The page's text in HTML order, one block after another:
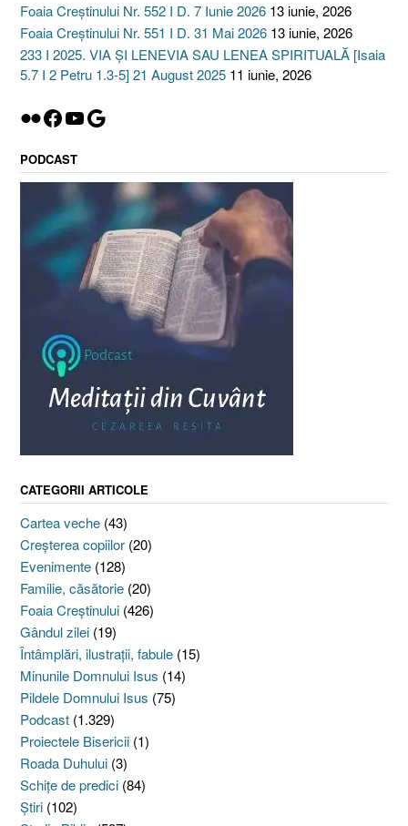
Foaia Creștinului Nr. 552 I D. 7 Iunie 2026 13 iunie, 2026
Foaia Creștinului Nr. 551 I D. 31 Mai 2026 13 iunie, 2026
233 I 2025. VIA ȘI LENEVIA SAU LENEA SPIRITUALĂ [Isaia
5.7 I 2 Petru 1.3-5] 21 August 2025 11 iunie, 2026
Flickr
Facebook
YouTube
Google
PODCAST
CATEGORII ARTICOLE
Cartea veche (43)
Creşterea copiilor (20)
Evenimente (128)
Familie, căsătorie (20)
Foaia Creştinului (426)
Gândul zilei (19)
Întâmplări, ilustraţii, fabule (15)
Minunile Domnului Isus (14)
Pildele Domnului Isus (75)
Podcast (1.329)
Proiectele Bisericii (1)
Roada Duhului (3)
Schiţe de predici (84)
Ştiri (102)